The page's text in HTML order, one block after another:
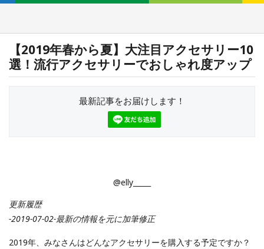
【2019年春から夏】大注目アクセサリー10
選！流行アクセサリーでおしゃれ度アップ
最新記事をお届けします！
@elly_____
更新履歴
-2019-07-02-最新の情報を元に加筆修正
2019年、みなさんはどんなアクセサリーを購入する予定ですか？